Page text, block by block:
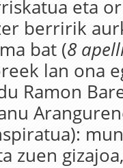
eta
berririk
bat (8
lan ona
Ramon
zuen